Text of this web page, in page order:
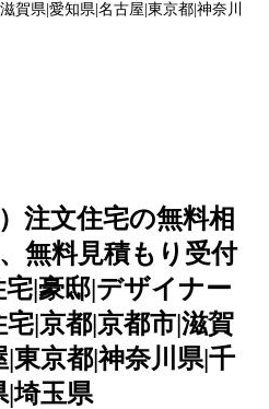
賀県|愛知県|名古屋|東京都|神奈川
注文住宅の無料相
無料見積もり受付
|豪邸|デザイナー
|京都|京都市|滋賀
東京都|神奈川県|千
|埼玉県